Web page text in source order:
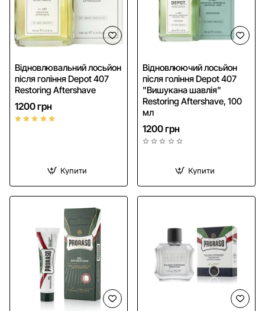
Відновлювальний лосьйон
після гоління Depot 407
Restoring Aftershave
1200 грн
Купити
Відновлюючий лосьйон
після гоління Depot 407
"Вишукана шавлія"
Restoring Aftershave, 100
мл
1200 грн
Купити